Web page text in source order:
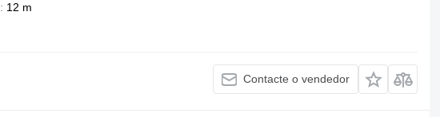
12 m
Contacte o vendedor